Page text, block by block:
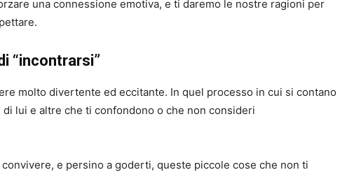
una connessione emotiva, e ti daremo le nostre ragioni per
“incontrarsi”
molto divertente ed eccitante. In quel processo in cui si contano
lui e altre che ti confondono o che non consideri
e persino a goderti, queste piccole cose che non ti